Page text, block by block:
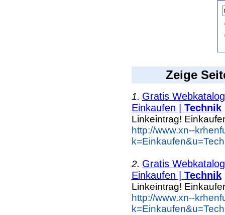
Zeige
1. Gratis
Einkaufen | Technik
Linkeintrag!
http://www.xn--
2. Gratis
Einkaufen | Technik
Linkeintrag!
http://www.xn--